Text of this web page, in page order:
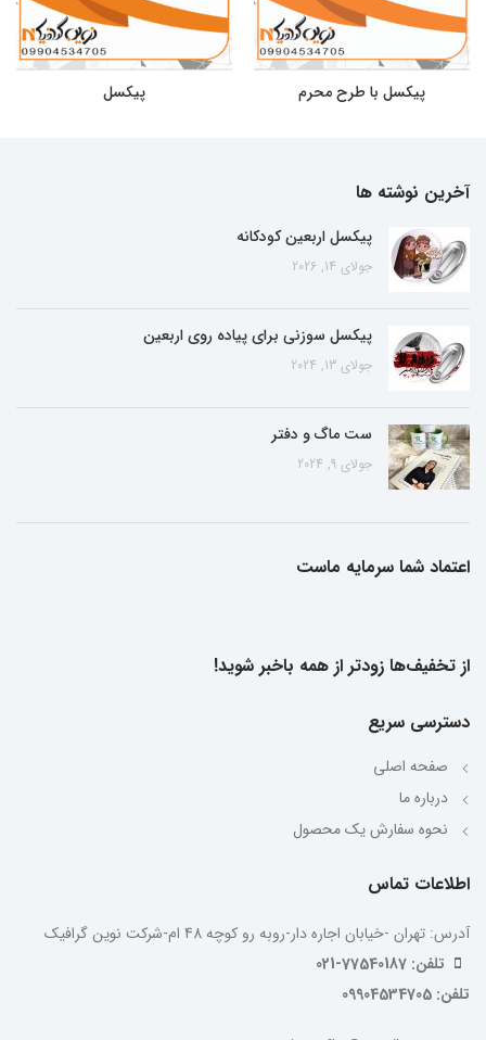
پیکسل با طرح محرم پیکسل
آخرین نوشته ها
پیکسل اربعین کودکانه
جولای 14, 2026
پیکسل سوزنی برای پیاده روی اربعین
جولای 13, 2024
ست ماگ و دفتر
جولای 9, 2024
اعتماد شما سرمایه ماست
از تخفیف‌ها زودتر از همه باخبر شوید!
دسترسی سریع
صفحه اصلی
درباره ما
نحوه سفارش یک محصول
اطلاعات تماس
آدرس: تهران -خیابان اجاره دار-روبه رو کوچه 48 ام-شرکت نوین گرافیک
تلفن: 77540187-021
تلفن: 09904534705